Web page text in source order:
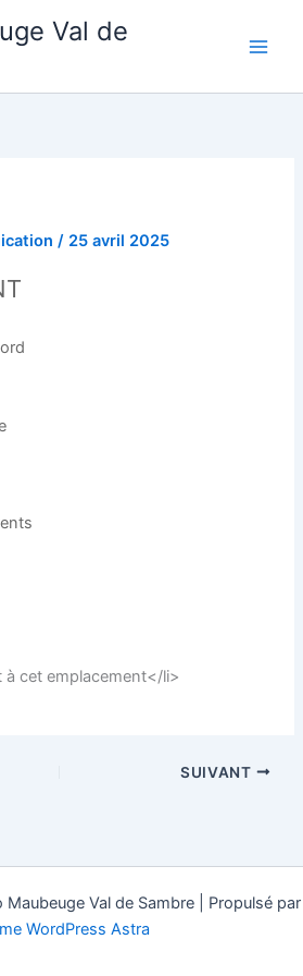
Val de
/ 25 avril 2025
cet emplacement</li>
SUIVANT
Val de Sambre | Propulsé par
WordPress Astra